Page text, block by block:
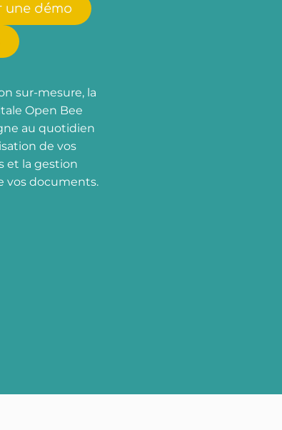
une démo
sur-mesure, la
Open Bee
au quotidien
de vos
et la gestion
vos documents.